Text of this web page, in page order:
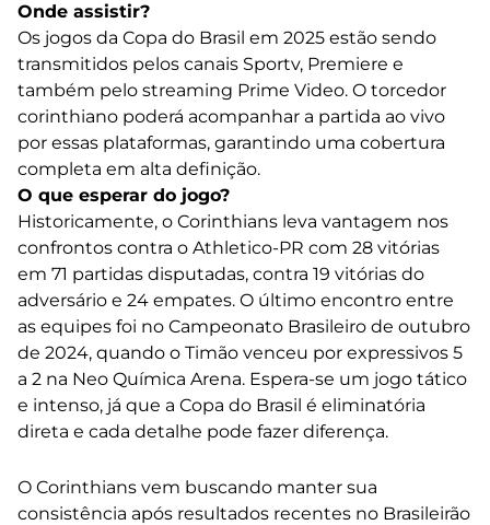
Onde assistir?
Os jogos da Copa do Brasil em 2025 estão sendo
transmitidos pelos canais Sportv, Premiere e
também pelo streaming Prime Video. O torcedor
corinthiano poderá acompanhar a partida ao vivo
por essas plataformas, garantindo uma cobertura
completa em alta definição.
O que esperar do jogo?
Historicamente, o Corinthians leva vantagem nos
confrontos contra o Athletico-PR com 28 vitórias
em 71 partidas disputadas, contra 19 vitórias do
adversário e 24 empates. O último encontro entre
as equipes foi no Campeonato Brasileiro de outubro
de 2024, quando o Timão venceu por expressivos 5
a 2 na Neo Química Arena. Espera-se um jogo tático
e intenso, já que a Copa do Brasil é eliminatória
direta e cada detalhe pode fazer diferença.
O Corinthians vem buscando manter sua
consistência após resultados recentes no Brasileirão